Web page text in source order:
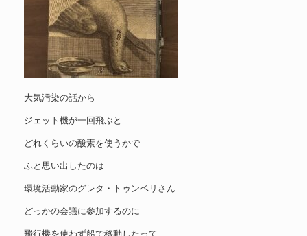
大気汚染の話から
ジェット機が一回飛ぶと
どれくらいの酸素を使うかで
ふと思い出したのは
環境活動家のグレタ・トゥンベリさん
どっかの会議に参加するのに
飛行機を使わず船で移動したって